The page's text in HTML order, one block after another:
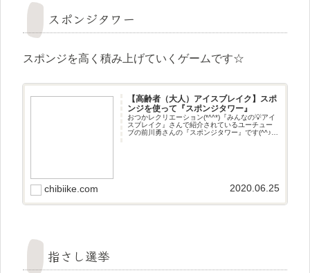
スポンジタワー
スポンジを高く積み上げていくゲームです☆
【高齢者（大人）アイスブレイク】スポ
ンジを使って『スポンジタワー』
おつかレクリエーション(*^^*)『みんなの💡アイ
スブレイク』さんで紹介されているユーチュー
ブの前川勇さんの『スポンジタワー』です(^^♪遊
chibiike.com 2020.06.25
指さし選挙